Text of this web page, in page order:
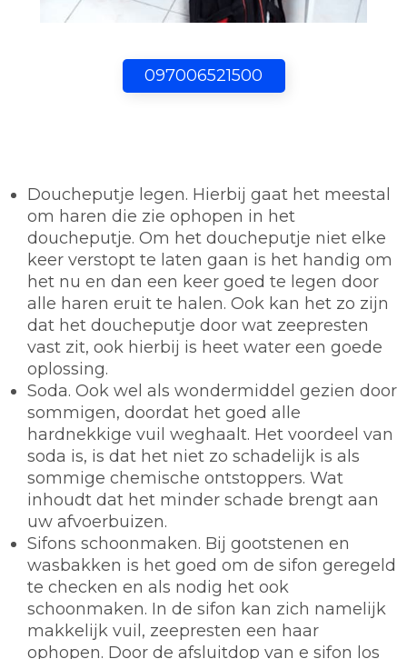
097006521500
Doucheputje legen. Hierbij gaat het meestal
om haren die zie ophopen in het
doucheputje. Om het doucheputje niet elke
keer verstopt te laten gaan is het handig om
het nu en dan een keer goed te legen door
alle haren eruit te halen. Ook kan het zo zijn
dat het doucheputje door wat zeepresten
vast zit, ook hierbij is heet water een goede
oplossing.
Soda. Ook wel als wondermiddel gezien door
sommigen, doordat het goed alle
hardnekkige vuil weghaalt. Het voordeel van
soda is, is dat het niet zo schadelijk is als
sommige chemische ontstoppers. Wat
inhoudt dat het minder schade brengt aan
uw afvoerbuizen.
Sifons schoonmaken. Bij gootstenen en
wasbakken is het goed om de sifon geregeld
te checken en als nodig het ook
schoonmaken. In de sifon kan zich namelijk
makkelijk vuil, zeepresten een haar
ophopen. Door de afsluitdop van e sifon los